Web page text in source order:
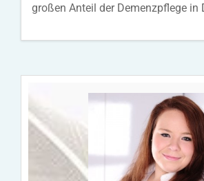
großen Anteil der Demenzpflege in